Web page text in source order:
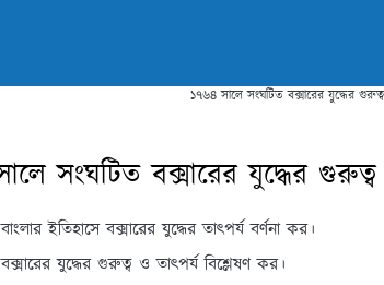
১৭৬৪ সালে সংঘটিত বক্সারের যুদ্ধের
সংঘটিত বক্সারের যুদ্ধের
ইতিহাসে বক্সারের যুদ্ধের তাৎপর্য বর্ণনা কর।
যুদ্ধের গুরুত্ব ও তাৎপর্য বিশ্লেষণ কর।